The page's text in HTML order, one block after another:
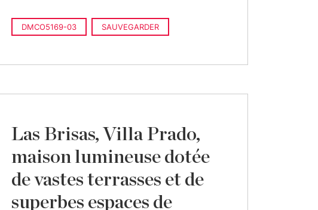
DMCO5169-03 SAUVEGARDER
Las Brisas, Villa Prado,
maison lumineuse dotée
de vastes terrasses et de
superbes espaces de